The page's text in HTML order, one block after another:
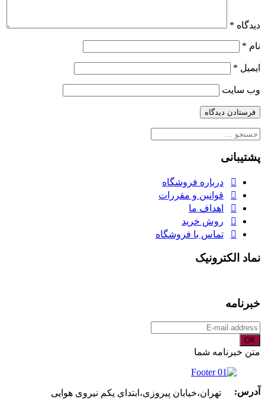
دیدگاه *
نام *
ایمیل *
وب‌ سایت
جستجو
پشتیبانی
درباره فروشگاه
قوانین و مقررات
اهداف ما
روش خرید
تماس با فروشگاه
نماد الکترونیک
خبرنامه
OK
متن خبرنامه شما
آدرس:
تهران،خیابان پیروزی،ابتدای یکم نیروی هوایی